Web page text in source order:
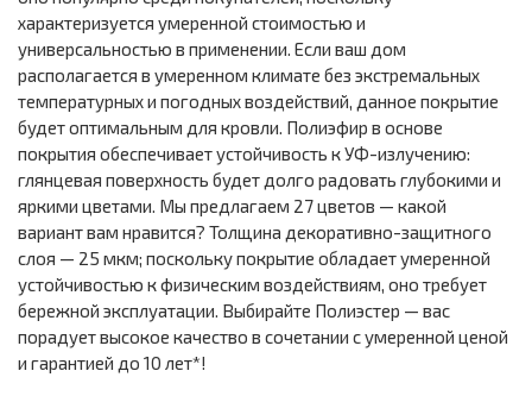
характеризуется умеренной стоимостью и
универсальностью в применении. Если ваш дом
располагается в умеренном климате без экстремальных
температурных и погодных воздействий, данное покрытие
будет оптимальным для кровли. Полиэфир в основе
покрытия обеспечивает устойчивость к УФ-излучению:
глянцевая поверхность будет долго радовать глубокими и
яркими цветами. Мы предлагаем 27 цветов — какой
вариант вам нравится? Толщина декоративно-защитного
слоя — 25 мкм; поскольку покрытие обладает умеренной
устойчивостью к физическим воздействиям, оно требует
бережной эксплуатации. Выбирайте Полиэстер — вас
порадует высокое качество в сочетании с умеренной ценой
и гарантией до 10 лет*!